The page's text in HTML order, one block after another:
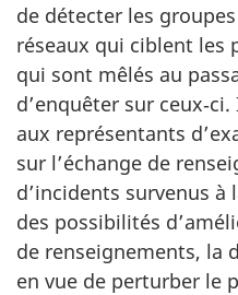
de détecter les
réseaux qui ciblent les
qui sont mêlés au
d’enquêter sur
aux représentants
sur l’échange de
d’incidents survenus
des possibilités
de renseignements, la
en vue de perturber le